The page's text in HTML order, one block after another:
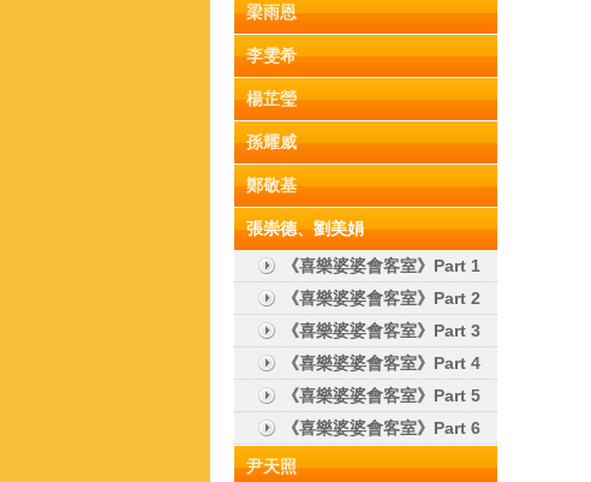
梁雨恩
李雯希
楊芷瑩
孫耀威
鄭敬基
張崇德、劉美娟
《喜樂婆婆會客室》Part 1
《喜樂婆婆會客室》Part 2
《喜樂婆婆會客室》Part 3
《喜樂婆婆會客室》Part 4
《喜樂婆婆會客室》Part 5
《喜樂婆婆會客室》Part 6
尹天照